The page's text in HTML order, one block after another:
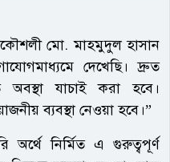
মো. মাহমুদুল হাসান
দেখেছি। দ্রুত
অবস্থা যাচাই করা হবে।
ব্যবস্থা নেওয়া হবে।”
অর্থে নির্মিত এ গুরুত্বপূর্ণ